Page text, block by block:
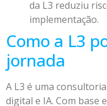
da L3 reduziu
implementação.
Como a L3
jornada
A L3 é uma
digital e IA. Com base